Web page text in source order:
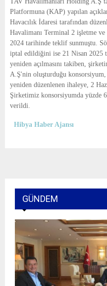
N
U
Platformuna (KAP) yapılan
Havacılık İdaresi tarafından
Havalimanı Terminal 2 işletme
2024 tarihinde teklif sunmuştu.
iptal edildiğini ise 21 Nisan 2025
yeniden açılmasını takiben,
A.Ş'nin oluşturduğu
yeniden düzenlenen ihaleye, 2
Şirketimiz konsorsiyumda yüzde
verildi.
Hibya Haber Ajansı
GÜNDEM